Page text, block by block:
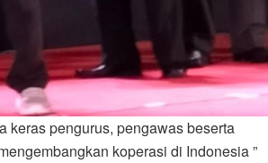
keras pengurus, pengawas beserta
koperasi di Indonesia ”